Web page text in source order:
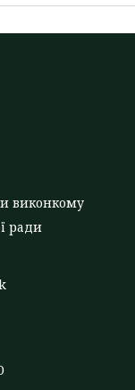
виконкому
ради